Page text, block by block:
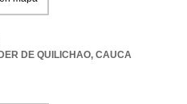
DE QUILICHAO, CAUCA